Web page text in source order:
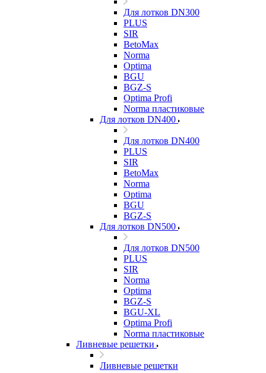
Для лотков DN300
PLUS
SIR
BetoMax
Norma
Optima
BGU
BGZ-S
Optima Profi
Norma пластиковые
Для лотков DN400
Для лотков DN400
PLUS
SIR
BetoMax
Norma
Optima
BGU
BGZ-S
Для лотков DN500
Для лотков DN500
PLUS
SIR
Norma
Optima
BGZ-S
BGU-XL
Optima Profi
Norma пластиковые
Ливневые решетки
Ливневые решетки